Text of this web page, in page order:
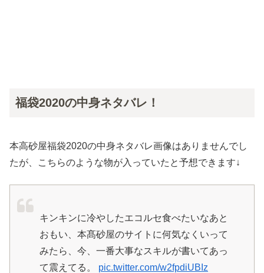
福袋2020の中身ネタバレ！
本高砂屋福袋2020の中身ネタバレ画像はありませんでし
たが、こちらのような物が入っていたと予想できます↓
キンキンに冷やしたエコルセ食べたいなあと
おもい、本髙砂屋のサイトに何気なくいって
みたら、今、一番大事なスキルが書いてあっ
て震えてる。 pic.twitter.com/w2fpdiUBIz